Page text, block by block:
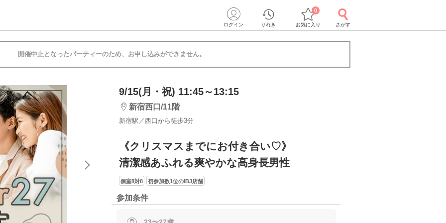
ログイン りれき お気に入り
0
さがす
開催中止となったパーティーのため、お申し込みができません。
9/15(月・祝) 11:45～13:15
新宿西口/11階
新宿駅／西口から徒歩3分
《クリスマスまでにお付き合い♡》
清潔感あふれる爽やかな高身長男性
個室8対8 初参加数1位のIBJ店舗
参加条件